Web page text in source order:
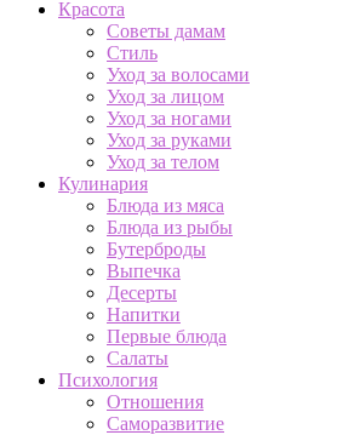
Красота
Советы дамам
Стиль
Уход за волосами
Уход за лицом
Уход за ногами
Уход за руками
Уход за телом
Кулинария
Блюда из мяса
Блюда из рыбы
Бутерброды
Выпечка
Десерты
Напитки
Первые блюда
Салаты
Психология
Отношения
Саморазвитие